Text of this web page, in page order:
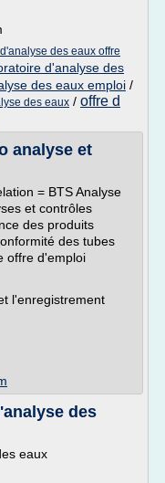
des eaux offre
d'analyse des
des eaux emploi /
des eaux / offre d
analyse et
= BTS Analyse
et contrôles
des produits
des tubes
offre d'emploi
l'enregistrement
des
eaux